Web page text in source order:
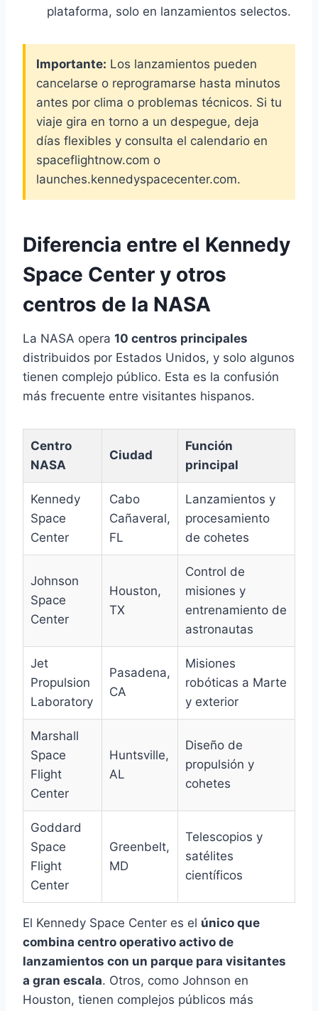
plataforma, solo en lanzamientos selectos.
Importante: Los lanzamientos pueden
cancelarse o reprogramarse hasta minutos
antes por clima o problemas técnicos. Si tu
viaje gira en torno a un despegue, deja
días flexibles y consulta el calendario en
spaceflightnow.com o
launches.kennedyspacecenter.com.
Diferencia entre el Kennedy
Space Center y otros
centros de la NASA
La NASA opera 10 centros principales
distribuidos por Estados Unidos, y solo algunos
tienen complejo público. Esta es la confusión
más frecuente entre visitantes hispanos.
Centro
NASA
Ciudad
Función
principal
Kennedy
Space
Center
Cabo
Cañaveral,
FL
Lanzamientos y
procesamiento
de cohetes
Johnson
Space
Center
Houston,
TX
Control de
misiones y
entrenamiento de
astronautas
Jet
Propulsion
Laboratory
Pasadena,
CA
Misiones
robóticas a Marte
y exterior
Marshall
Space
Flight
Center
Huntsville,
AL
Diseño de
propulsión y
cohetes
Goddard
Space
Flight
Center
Greenbelt,
MD
Telescopios y
satélites
científicos
El Kennedy Space Center es el único que
combina centro operativo activo de
lanzamientos con un parque para visitantes
a gran escala. Otros, como Johnson en
Houston, tienen complejos públicos más